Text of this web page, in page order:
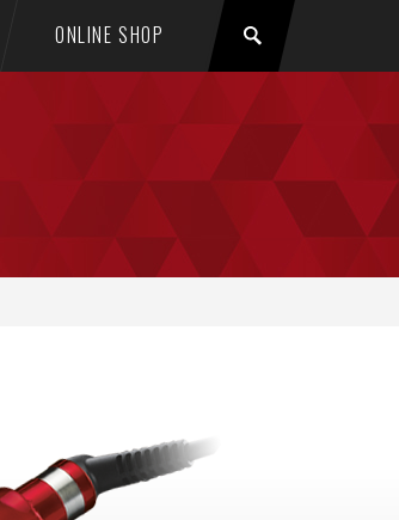
ONLINE SHOP